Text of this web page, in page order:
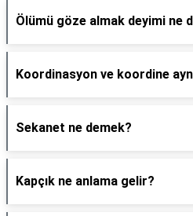
Ölümü göze almak deyimi ne
Koordinasyon ve koordine
Sekanet ne demek?
Kapçık ne anlama gelir?